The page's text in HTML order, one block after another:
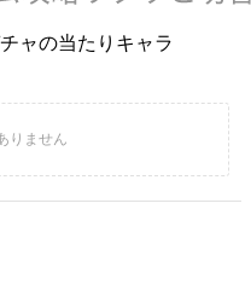
ャの当たりキャラ